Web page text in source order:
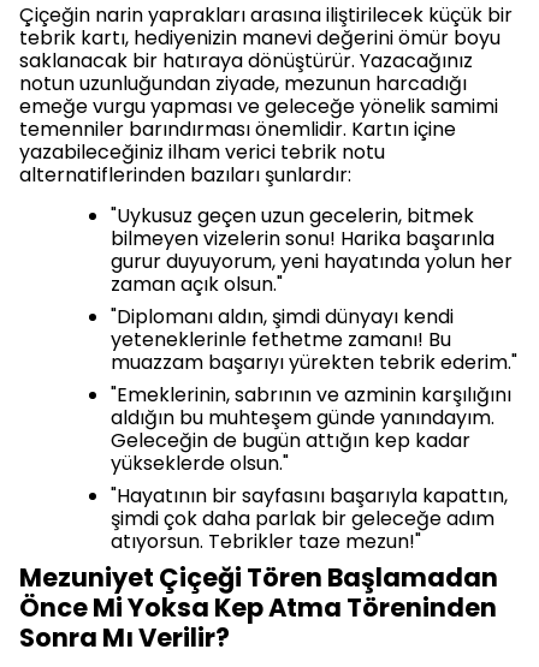
Çiçeğin narin yaprakları arasına iliştirilecek küçük bir
tebrik kartı, hediyenizin manevi değerini ömür boyu
saklanacak bir hatıraya dönüştürür. Yazacağınız
notun uzunluğundan ziyade, mezunun harcadığı
emeğe vurgu yapması ve geleceğe yönelik samimi
temenniler barındırması önemlidir. Kartın içine
yazabileceğiniz ilham verici tebrik notu
alternatiflerinden bazıları şunlardır:
"Uykusuz geçen uzun gecelerin, bitmek
bilmeyen vizelerin sonu! Harika başarınla
gurur duyuyorum, yeni hayatında yolun her
zaman açık olsun."
"Diplomanı aldın, şimdi dünyayı kendi
yeteneklerinle fethetme zamanı! Bu
muazzam başarıyı yürekten tebrik ederim."
"Emeklerinin, sabrının ve azminin karşılığını
aldığın bu muhteşem günde yanındayım.
Geleceğin de bugün attığın kep kadar
yükseklerde olsun."
"Hayatının bir sayfasını başarıyla kapattın,
şimdi çok daha parlak bir geleceğe adım
atıyorsun. Tebrikler taze mezun!"
Mezuniyet Çiçeği Tören Başlamadan
Önce Mi Yoksa Kep Atma Töreninden
Sonra Mı Verilir?